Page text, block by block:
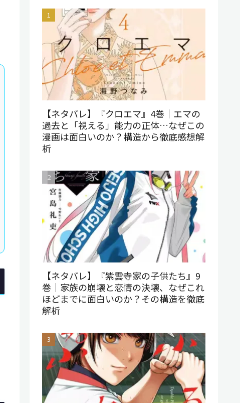
【ネタバレ】『クロエマ』4巻｜エマの
過去と「視える」能力の正体…なぜこの
漫画は面白いのか？構造から徹底感想解
析
【ネタバレ】『紫雲寺家の子供たち』9
巻｜家族の崩壊と恋情の決壊、なぜこれ
ほどまでに面白いのか？その構造を徹底
解析